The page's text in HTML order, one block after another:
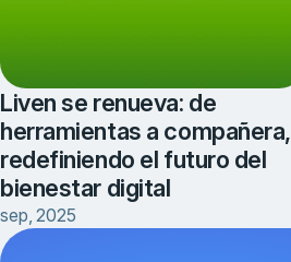
Liven se renueva: de
herramientas a compañera,
redefiniendo el futuro del
bienestar digital
sep, 2025